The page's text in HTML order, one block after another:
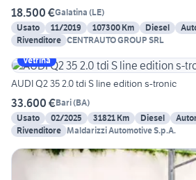
18.500 €Galatina (LE)
Usato
11/2019 107300 Km Diesel
Rivenditore CENTRAUTO GROUP SRL
Vetrina
AUDI Q2 35 2.0 tdi S line edition s-tronic
33.600 €Bari(BA)
Usato
02/2025 31821 Km Diesel
Rivenditore Maldarizzi Automotive S.p.A.